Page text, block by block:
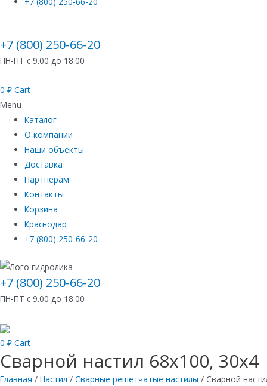
+7 (800) 250-66-20
ПН-ПТ с 9.00 до 18.00
0 ₽ Cart
Menu
Каталог
О компании
Наши объекты
Доставка
Партнерам
Контакты
Корзина
Краснодар
+7 (800) 250-66-20
+7 (800) 250-66-20
ПН-ПТ с 9.00 до 18.00
0 ₽ Cart
Сварной настил 68х100, 30х4
Главная / Настил / Сварные решетчатые настилы / Сварной